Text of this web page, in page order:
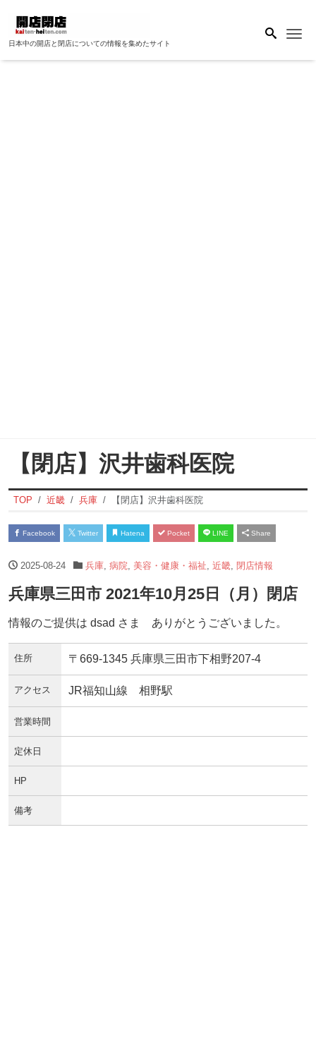
日本中の開店と閉店についての情報を集めたサイト
【閉店】沢井歯科医院
TOP 近畿 兵庫 【閉店】沢井歯科医院
Facebook Twitter Hatena Pocket LINE Share
2025-08-24 兵庫, 病院 美容・健康・福祉 近畿, 閉店情報
兵庫県三田市 2021年10月25日（月）閉店
情報のご提供は dsad さま ありがとうございました。
住所 〒669-1345 兵庫県三田市下相野207-4
アクセス JR福知山線 相野駅
営業時間
定休日
HP
備考